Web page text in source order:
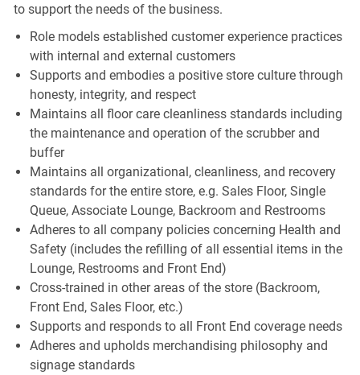
to support the needs of the business.
Role models established customer experience practices
with internal and external customers
Supports and embodies a positive store culture through
honesty, integrity, and respect
Maintains all floor care cleanliness standards including
the maintenance and operation of the scrubber and
buffer
Maintains all organizational, cleanliness, and recovery
standards for the entire store, e.g. Sales Floor, Single
Queue, Associate Lounge, Backroom and Restrooms
Adheres to all company policies concerning Health and
Safety (includes the refilling of all essential items in the
Lounge, Restrooms and Front End)
Cross-trained in other areas of the store (Backroom,
Front End, Sales Floor, etc.)
Supports and responds to all Front End coverage needs
Adheres and upholds merchandising philosophy and
signage standards